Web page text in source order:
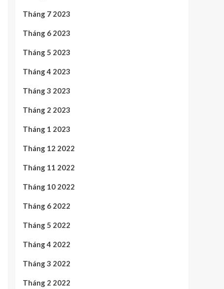
Tháng 7 2023
Tháng 6 2023
Tháng 5 2023
Tháng 4 2023
Tháng 3 2023
Tháng 2 2023
Tháng 1 2023
Tháng 12 2022
Tháng 11 2022
Tháng 10 2022
Tháng 6 2022
Tháng 5 2022
Tháng 4 2022
Tháng 3 2022
Tháng 2 2022